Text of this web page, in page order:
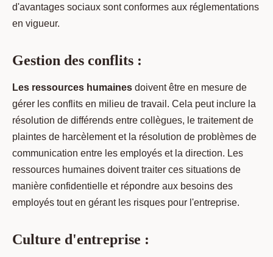
d'avantages sociaux sont conformes aux réglementations
en vigueur.
Gestion des conflits :
Les ressources humaines doivent être en mesure de
gérer les conflits en milieu de travail. Cela peut inclure la
résolution de différends entre collègues, le traitement de
plaintes de harcèlement et la résolution de problèmes de
communication entre les employés et la direction. Les
ressources humaines doivent traiter ces situations de
manière confidentielle et répondre aux besoins des
employés tout en gérant les risques pour l'entreprise.
Culture d'entreprise :